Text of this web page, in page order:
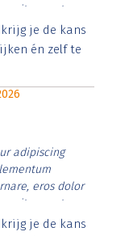
vitae erat.
rutrum lorem
posuere.
je de kans
én zelf te
adipiscing
eros dolor
vitae erat.
rutrum lorem
je de kans